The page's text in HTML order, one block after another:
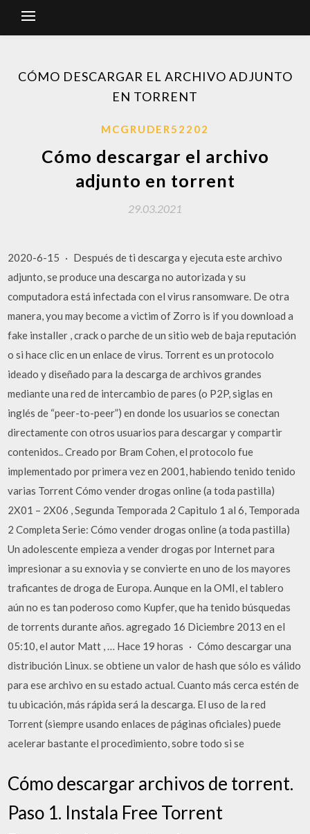
CÓMO DESCARGAR EL ARCHIVO ADJUNTO
EN TORRENT
MCGRUDER52202
Cómo descargar el archivo
adjunto en torrent
29.03.2021
2020-6-15 · Después de ti descarga y ejecuta este archivo
adjunto, se produce una descarga no autorizada y su
computadora está infectada con el virus ransomware. De otra
manera, you may become a victim of Zorro is if you download a
fake installer , crack o parche de un sitio web de baja reputación
o si hace clic en un enlace de virus. Torrent es un protocolo
ideado y diseñado para la descarga de archivos grandes
mediante una red de intercambio de pares (o P2P, siglas en
inglés de “peer-to-peer”) en donde los usuarios se conectan
directamente con otros usuarios para descargar y compartir
contenidos.. Creado por Bram Cohen, el protocolo fue
implementado por primera vez en 2001, habiendo tenido tenido
varias Torrent Cómo vender drogas online (a toda pastilla)
2X01 – 2X06 , Segunda Temporada 2 Capitulo 1 al 6, Temporada
2 Completa Serie: Cómo vender drogas online (a toda pastilla)
Un adolescente empieza a vender drogas por Internet para
impresionar a su exnovia y se convierte en uno de los mayores
traficantes de droga de Europa. Aunque en la OMI, el tablero
aún no es tan poderoso como Kupfer, que ha tenido búsquedas
de torrents durante años. agregado 16 Diciembre 2013 en el
05:10, el autor Matt , … Hace 19 horas · Cómo descargar una
distribución Linux. se obtiene un valor de hash que sólo es válido
para ese archivo en su estado actual. Cuanto más cerca estén de
tu ubicación, más rápida será la descarga. El uso de la red
Torrent (siempre usando enlaces de páginas oficiales) puede
acelerar bastante el procedimiento, sobre todo si se
Cómo descargar archivos de torrent.
Paso 1. Instala Free Torrent